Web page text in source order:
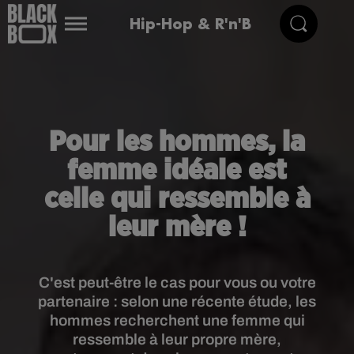
Hip-Hop & R'n'B
Pour les hommes, la
femme idéale est
celle qui ressemble à
leur mère !
C'est peut-être le cas pour vous ou votre
partenaire : selon une récente étude, les
hommes recherchent une femme qui
ressemble à leur propre mère,